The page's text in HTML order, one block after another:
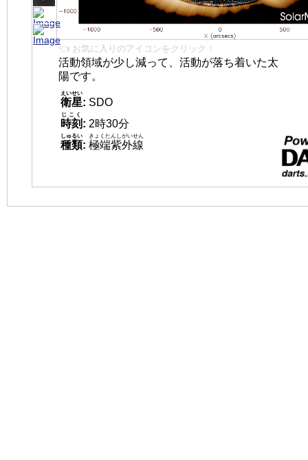
👈 お気に入りのアイコンをクリック！
活動領域が少し減って、活動が落ち着いた太
陽です。
衛星
えいせい
: SDO
時刻
じこく
: 2時30分
種類
しゅるい
: 極端紫外線
きょくたんしがいせん